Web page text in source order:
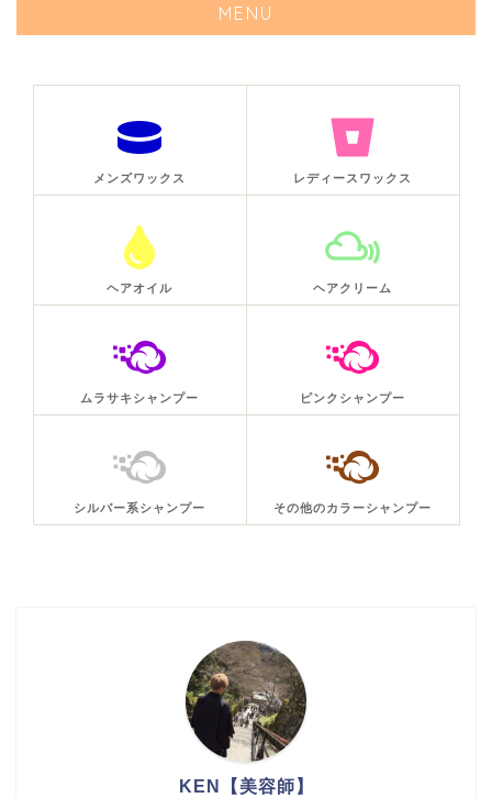
MENU
メンズワックス レディースワックス
ヘアオイル ヘアクリーム
ムラサキシャンプー ピンクシャンプー
シルバー系シャンプー その他のカラーシャンプー
KEN【美容師】